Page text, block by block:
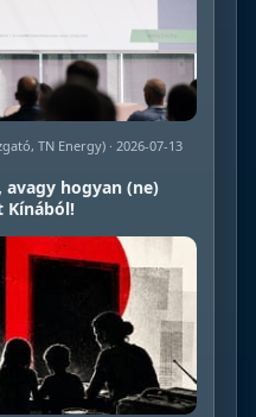
TN Energy) · 2026-07-13
avagy hogyan (ne)
Kínából!